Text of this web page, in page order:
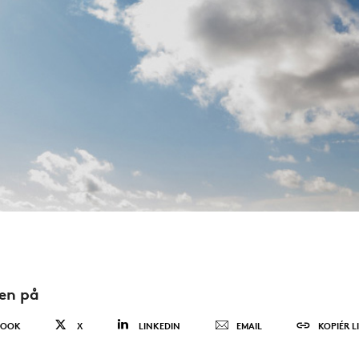
på
X LINKEDIN EMAIL KOPIÉR